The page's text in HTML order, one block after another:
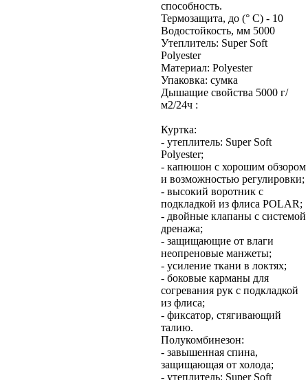
способность.
Термозащита, до (° C) - 10
Водостойкость, мм 5000
Утеплитель: Super Soft
Polyester
Материал: Polyester
Упаковка: cумка
Дышащие свойства 5000 г/
м2/24ч :
Куртка:
- утеплитель: Super Soft
Polyester;
- капюшон с хорошим обзором
и возможностью регулировки;
- высокий воротник с
подкладкой из флиса POLAR;
- двойные клапаны с системой
дренажа;
- защищающие от влаги
неопреновые манжеты;
- усиление ткани в локтях;
- боковые карманы для
согревания рук с подкладкой
из флиса;
- фиксатор, стягивающий
талию.
Полукомбинезон:
- завышенная спина,
защищающая от холода;
- утеплитель: Super Soft